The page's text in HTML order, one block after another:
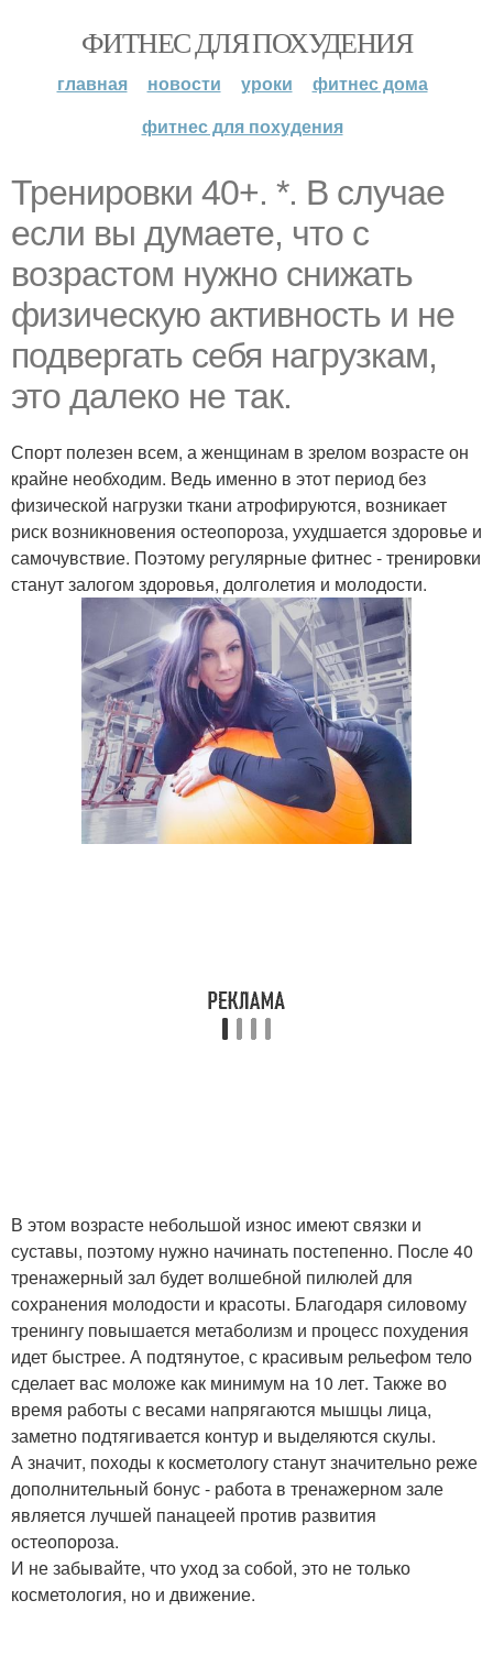
ФИТНЕС ДЛЯ ПОХУДЕНИЯ
главная новости уроки
фитнес дома
фитнес для похудения
Тренировки 40+. *. В случае
если вы думаете, что с
возрастом нужно снижать
физическую активность и не
подвергать себя нагрузкам,
это далеко не так.
Спорт полезен всем, а женщинам в зрелом возрасте он
крайне необходим. Ведь именно в этот период без
физической нагрузки ткани атрофируются, возникает
риск возникновения остеопороза, ухудшается здоровье и
самочувствие. Поэтому регулярные фитнес - тренировки
станут залогом здоровья, долголетия и молодости.
В этом возрасте небольшой износ имеют связки и
суставы, поэтому нужно начинать постепенно. После 40
тренажерный зал будет волшебной пилюлей для
сохранения молодости и красоты. Благодаря силовому
тренингу повышается метаболизм и процесс похудения
идет быстрее. А подтянутое, с красивым рельефом тело
сделает вас моложе как минимум на 10 лет. Также во
время работы с весами напрягаются мышцы лица,
заметно подтягивается контур и выделяются скулы.
А значит, походы к косметологу станут значительно реже
дополнительный бонус - работа в тренажерном зале
является лучшей панацеей против развития
остеопороза.
И не забывайте, что уход за собой, это не только
косметология, но и движение.